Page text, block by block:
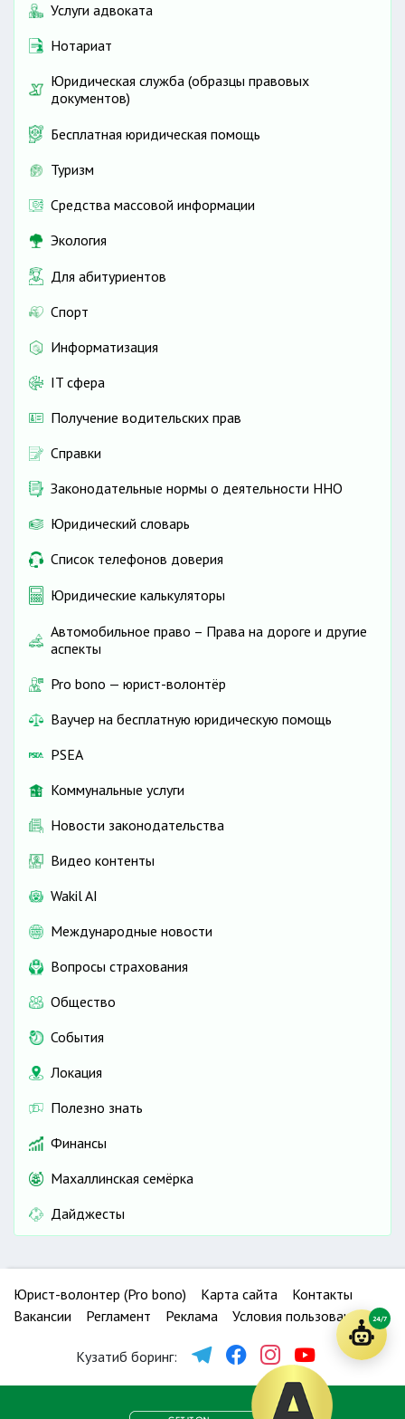
Услуги адвоката
Нотариат
Юридическая служба (образцы правовых
документов)
Бесплатная юридическая помощь
Туризм
Средства массовой информации
Экология
Для абитуриентов
Спорт
Информатизация
IT сфера
Получение водительских прав
Справки
Законодательные нормы о деятельности ННО
Юридический словарь
Список телефонов доверия
Юридические калькуляторы
Автомобильное право – Права на дороге и другие
аспекты
Pro bono — юрист-волонтёр
Ваучер на бесплатную юридическую помощь
PSEA
Коммунальные услуги
Новости законодательства
Видео контенты
Wakil AI
Международные новости
Вопросы страхования
Общество
События
Локация
Полезно знать
Финансы
Махаллинская семёрка
Дайджесты
Юрист-волонтер (Pro bono) Карта сайта
Контакты
Вакансии
Регламент Реклама Условия пользования
Кузатиб боринг:
24/7